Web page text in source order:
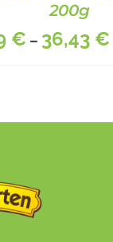
200g
€ – 36,43 €